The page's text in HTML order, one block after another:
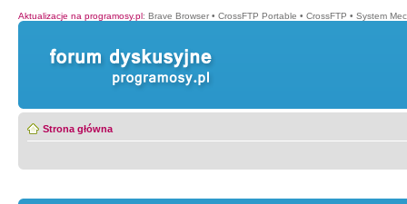
Aktualizacje na programosy.pl: Brave Browser • CrossFTP Portable • CrossFTP • System
Strona główna